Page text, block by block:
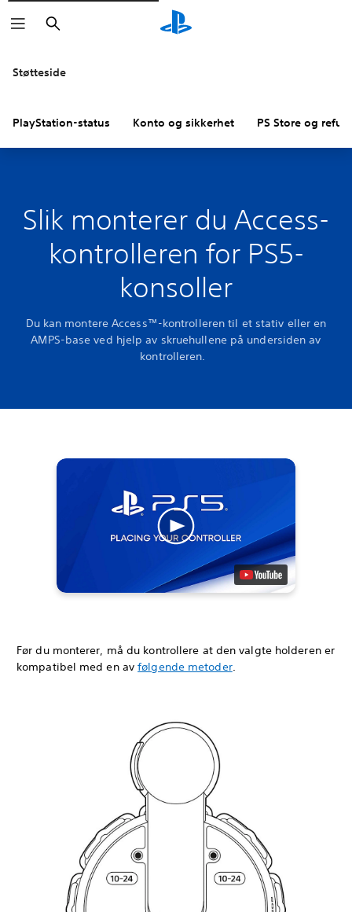
Søk
Støtteside
PlayStation-status Konto og sikkerhet PS Store og
Slik monterer du Access-
kontrolleren for PS5-
konsoller
Du kan montere Access™-kontrolleren til et stativ eller en
AMPS-base ved hjelp av skruehullene på undersiden av
kontrolleren.
Før du monterer, må du kontrollere at den valgte holderen er
kompatibel med en avfølgende metoder.